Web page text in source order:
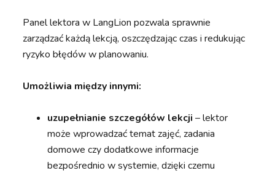
Panel lektora w LangLion pozwala sprawnie
zarządzać każdą lekcją, oszczędzając czas i redukując
ryzyko błędów w planowaniu.
Umożliwia między innymi:
uzupełnianie szczegółów lekcji – lektor
może wprowadzać temat zajęć, zadania
domowe czy dodatkowe informacje
bezpośrednio w systemie, dzięki czemu